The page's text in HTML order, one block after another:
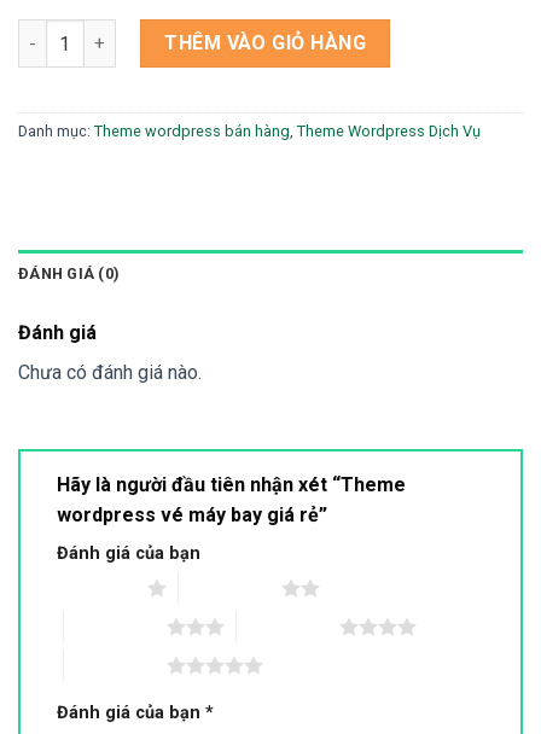
Theme wordpress vé máy bay giá rẻ số lượng
THÊM VÀO GIỎ HÀNG
Danh mục: Theme wordpress bán hàng, Theme Wordpress Dịch Vụ
ĐÁNH GIÁ (0)
Đánh giá
Chưa có đánh giá nào.
Hãy là người đầu tiên nhận xét “Theme
wordpress vé máy bay giá rẻ”
Đánh giá của bạn
Đánh giá của bạn *